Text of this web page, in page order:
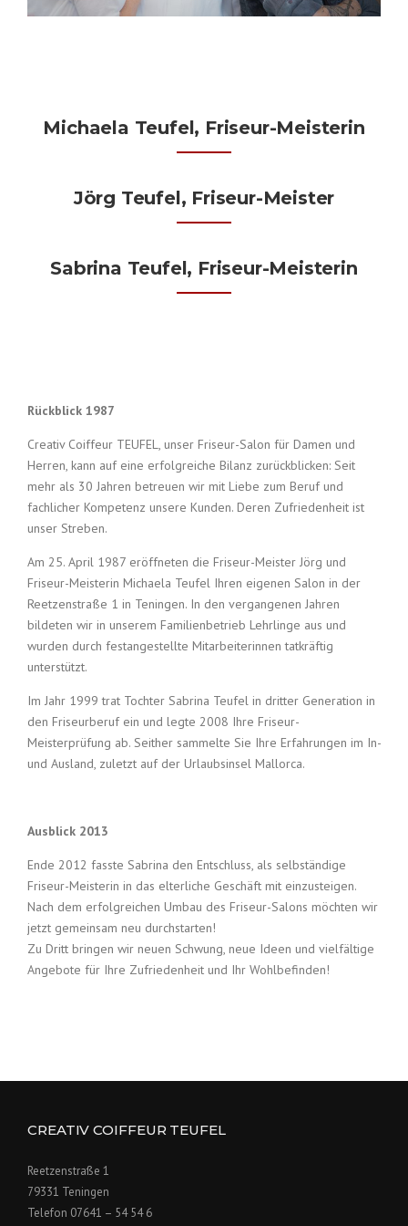
Michaela Teufel, Friseur-Meisterin
Jörg Teufel, Friseur-Meister
Sabrina Teufel, Friseur-Meisterin
Rückblick 1987
Creativ Coiffeur TEUFEL, unser Friseur-Salon für Damen und
Herren, kann auf eine erfolgreiche Bilanz zurückblicken: Seit
mehr als 30 Jahren betreuen wir mit Liebe zum Beruf und
fachlicher Kompetenz unsere Kunden. Deren Zufriedenheit ist
unser Streben.
Am 25. April 1987 eröffneten die Friseur-Meister Jörg und
Friseur-Meisterin Michaela Teufel Ihren eigenen Salon in der
Reetzenstraße 1 in Teningen. In den vergangenen Jahren
bildeten wir in unserem Familienbetrieb Lehrlinge aus und
wurden durch festangestellte Mitarbeiterinnen tatkräftig
unterstützt.
Im Jahr 1999 trat Tochter Sabrina Teufel in dritter Generation in
den Friseurberuf ein und legte 2008 Ihre Friseur-
Meisterprüfung ab. Seither sammelte Sie Ihre Erfahrungen im In-
und Ausland, zuletzt auf der Urlaubsinsel Mallorca.
Ausblick 2013
Ende 2012 fasste Sabrina den Entschluss, als selbständige
Friseur-Meisterin in das elterliche Geschäft mit einzusteigen.
Nach dem erfolgreichen Umbau des Friseur-Salons möchten wir
jetzt gemeinsam neu durchstarten!
Zu Dritt bringen wir neuen Schwung, neue Ideen und vielfältige
Angebote für Ihre Zufriedenheit und Ihr Wohlbefinden!
CREATIV COIFFEUR TEUFEL
Reetzenstraße 1
79331 Teningen
Telefon 07641 – 54 54 6